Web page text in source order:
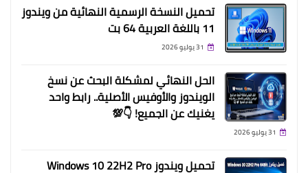
تحميل النسخة الرسمية النهائية من ويندوز
11 باللغة العربية 64 بت
31 يوليو 2026
الحل النهائي لمشكلة البحث عن نسخ
الويندوز والأوفيس الأصلية.. رابط واحد
يغنيك عن الجميع! 👇💯
31 يوليو 2026
تحميل ويندوز Windows 10 22H2 Pro